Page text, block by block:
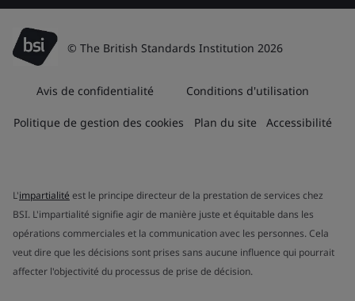
© The British Standards Institution 2026
Avis de confidentialité Conditions d'utilisation
Politique de gestion des cookies Plan du site Accessibilité
L'impartialité est le principe directeur de la prestation de services chez
BSI. L'impartialité signifie agir de manière juste et équitable dans les
opérations commerciales et la communication avec les personnes. Cela
veut dire que les décisions sont prises sans aucune influence qui pourrait
affecter l'objectivité du processus de prise de décision.